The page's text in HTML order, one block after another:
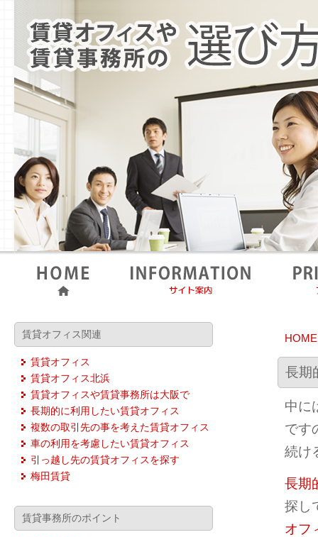
賃貸オフィス関連
賃貸オフィス
賃貸オフィス北浜
賃貸オフィスや賃貸事務所は大阪で
長期的に利用したい賃貸オフィス
複数の取引先の事を考えた賃貸オフィス
車の利用を考慮したい賃貸オフィス
引っ越し先の賃貸オフィスを探す
梅田賃貸
賃貸事務所のポイント
HOME
長期
中に
です
続け
長期
探し
オフ